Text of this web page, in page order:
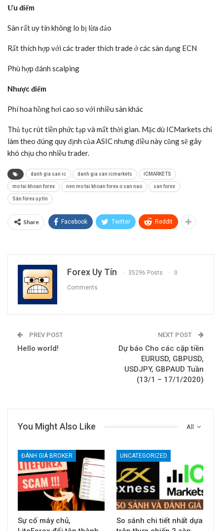
Ưu điểm
Sàn rất uy tín không lo bị lừa đảo
Rất thích hợp với các trader thích trade ở các sàn dạng ECN
Phù hợp đánh scalping
Nhược điểm
Phí hoa hồng hơi cao so với nhiều sàn khác
Thủ tục rút tiền phức tạp và mất thời gian. Mặc dù ICMarkets chỉ
làm theo đúng quy định của ASIC nhưng điều này cũng sẽ gây
khó chịu cho nhiều trader.
danh gia san ic danh gia san icmarkets ICMARKETS
mo tai khoan forex nen mo tai khoan forex o san nao san forex
Sàn forex uy tín
Share Facebook Twitter ReddIt
Forex Uy Tín 35296 Posts 0
Comments
PREV POST
Hello world!
NEXT POST
Dự báo Cho các cặp tiền
EURUSD, GBPUSD,
USDJPY, GBPAUD Tuần
(13/1 – 17/1/2020)
All
You Might Also Like
ĐÁNH GIÁ BROKER
Sự cố máy chủ,
UNCATEGORIZED
So sánh chi tiết nhất dựa